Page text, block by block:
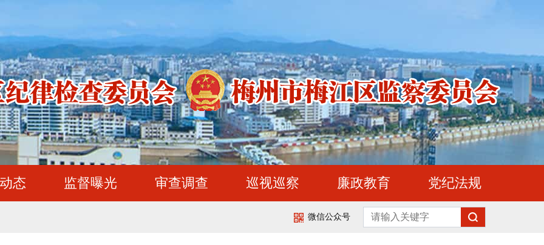
态 监督曝光 审查调查 巡视巡察 廉政教育 党纪法规
微信公众号